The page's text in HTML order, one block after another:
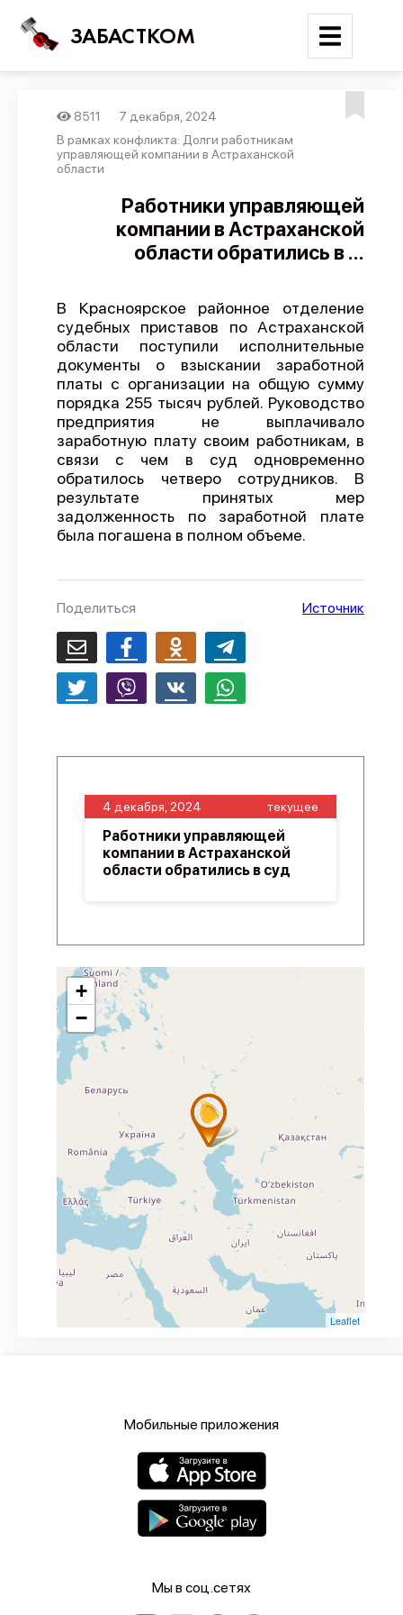
ЗАБАСТКОМ
Войти
Новости
Карта событий
Отчеты
Предложить публикацию
Справочник
API
О проекте
Политика конфиденциальности
8511
7 декабря, 2024
В рамках конфликта: Долги работникам
управляющей компании в Астраханской
области
Работники управляющей
компании в Астраханской
области обратились в ...
В Красноярское районное отделение
судебных приставов по Астраханской
области поступили исполнительные
документы о взыскании заработной
платы с организации на общую сумму
порядка 255 тысяч рублей. Руководство
предприятия не выплачивало
заработную плату своим работникам, в
связи с чем в суд одновременно
обратилось четверо сотрудников. В
результате принятых мер
задолженность по заработной плате
была погашена в полном объеме.
Поделиться Источник
4 декабря, 2024 текущее
Работники управляющей
компании в Астраханской
области обратились в суд
+
−
Leaflet
Мобильные приложения
Мы в соц.сетях